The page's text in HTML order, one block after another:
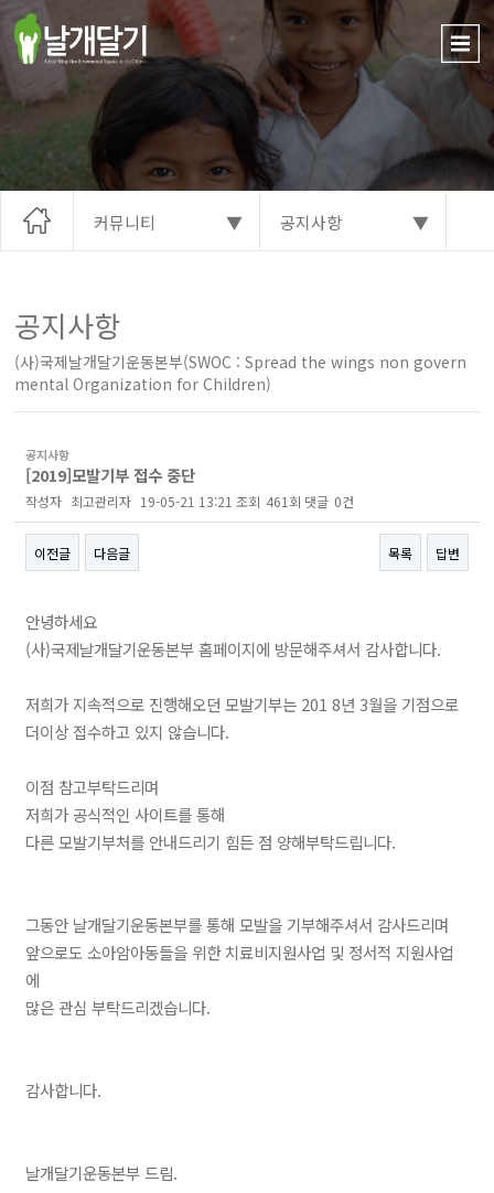
커뮤니티 ▼ 공지사항 ▼
공지사항
(사)국제날개달기운동본부(SWOC : Spread the wings non govern
mental Organization for Children)
공지사항
[2019]모발기부 접수 중단
작성자 최고관리자 19-05-21 13:21 조회 461회 댓글 0건
이전글 다음글 목록 답변
안녕하세요
(사)국제날개달기운동본부 홈페이지에 방문해주셔서 감사합니다.
저희가 지속적으로 진행해오던 모발기부는 201 8년 3월을 기점으로
더이상 접수하고 있지 않습니다.
이점 참고부탁드리며
저희가 공식적인 사이트를 통해
다른 모발기부처를 안내드리기 힘든 점 양해부탁드립니다.
그동안 날개달기운동본부를 통해 모발을 기부해주셔서 감사드리며
앞으로도 소아암아동들을 위한 치료비지원사업 및 정서적 지원사업
에
많은 관심 부탁드리겠습니다.
감사합니다.
날개달기운동본부 드림.